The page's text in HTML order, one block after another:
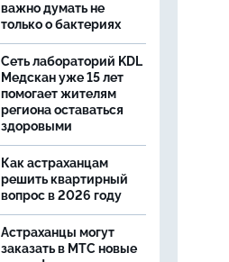
важно думать не
только о бактериях
Сеть лабораторий KDL
Медскан уже 15 лет
помогает жителям
региона оставаться
здоровыми
Как астраханцам
решить квартирный
вопрос в 2026 году
Астраханцы могут
заказать в МТС новые